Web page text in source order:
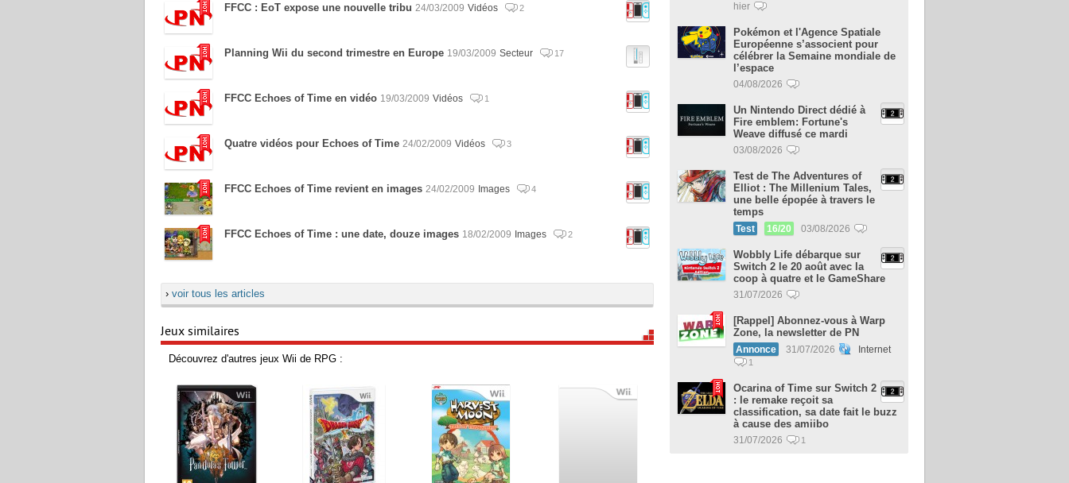
FFCC : EoT expose une nouvelle tribu 24/03/2009 Vidéos 2
Planning Wii du second trimestre en Europe 19/03/2009 Secteur 17
FFCC Echoes of Time en vidéo 19/03/2009 Vidéos 1
Quatre vidéos pour Echoes of Time 24/02/2009 Vidéos 3
FFCC Echoes of Time revient en images 24/02/2009 Images 4
FFCC Echoes of Time : une date, douze images 18/02/2009 Images 2
› voir tous les articles
Jeux similaires
Découvrez d'autres jeux Wii de RPG :
hier
Pokémon et l'Agence Spatiale
Européenne s’associent pour
célébrer la Semaine mondiale de
l’espace
04/08/2026
Un Nintendo Direct dédié à
Fire emblem: Fortune's
Weave diffusé ce mardi
03/08/2026
Test de The Adventures of
Elliot : The Millenium Tales,
une belle épopée à travers le
temps
Test 16/20 03/08/2026
Wobbly Life débarque sur
Switch 2 le 20 août avec la
coop à quatre et le GameShare
31/07/2026
[Rappel] Abonnez-vous à Warp
Zone, la newsletter de PN
Annonce 31/07/2026 Internet
1
Ocarina of Time sur Switch 2
: le remake reçoit sa
classification, sa date fait le buzz
à cause des amiibo
31/07/2026 1